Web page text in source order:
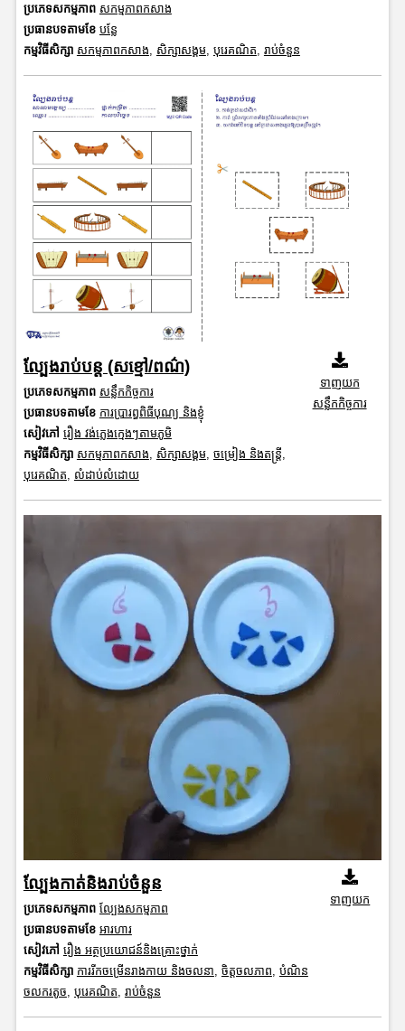
ប្រភេទសកម្មភាព សកម្មភាពកសាង
ប្រធានបទតាមខែ បន្លែ
កម្មវិធីសិក្សា សកម្មភាពកសាង សិក្សាសង្គម, បុរេគណិត រាប់ចំនួន
ល្បែងរាប់បន្ត (សខ្មៅ/ពណ៌)
ប្រភេទសកម្មភាព សន្លឹកកិច្ចការ
ប្រធានបទតាមខែ ការប្រារព្ធពិធីបុណ្យ និងខ្ញុំ
សៀវភៅ រឿង វង់ភ្លេងក្មេងៗតាមភូមិ
កម្មវិធីសិក្សា សកម្មភាពកសាង សិក្សាសង្គម, ចម្រៀង និងតន្ត្រី
បុរេគណិត
លំដាប់លំដោយ
ទាញយក
សន្លឹកកិច្ចការ
ល្បែងកាត់និងរាប់ចំនួន
ប្រភេទសកម្មភាព ល្បែងសកម្មភាព
ប្រធានបទតាមខែ អារហារ
សៀវភៅ រឿង អត្ថប្រយោជន៍និងគ្រោះថ្នាក់
កម្មវិធីសិក្សា ការរីកចម្រើនរាងកាយ និងចលនា, ចិត្តចលភាព, បំណិន
ចលករតូច, បុរេគណិត, រាប់ចំនួន
ទាញយក